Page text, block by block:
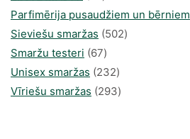
produkts
Parfimērija pusaudžiem un bērniem
Sieviešu smaržas 502502
Smaržu testeri 6767
produkts
Unisex smaržas 232232
produkts
Vīriešu smaržas 293293